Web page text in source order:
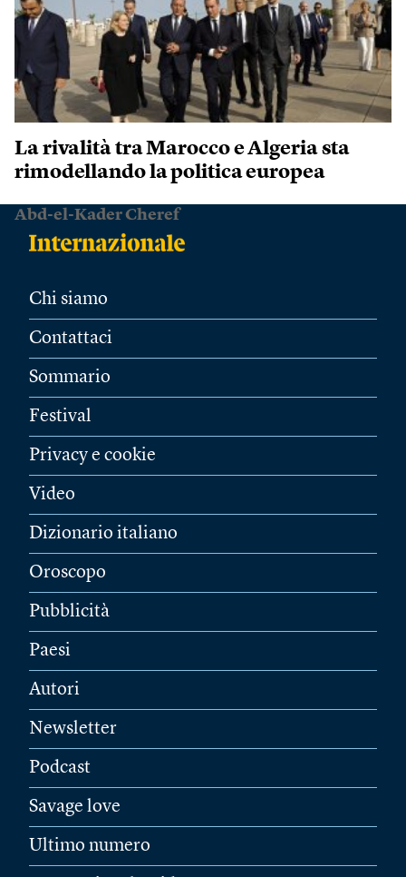
La rivalità tra Marocco e Algeria sta
rimodellando la politica europea
Abd-el-Kader Cheref
Chi siamo
Contattaci
Sommario
Festival
Privacy e cookie
Video
Dizionario italiano
Oroscopo
Pubblicità
Paesi
Autori
Newsletter
Podcast
Savage love
Ultimo numero